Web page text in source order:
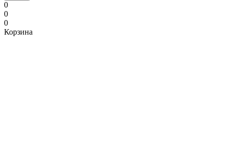
0
0
0
Корзина